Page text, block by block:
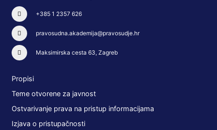
+385 1 2357 626
pravosudna.akademija@pravosudje.hr
Maksimirska cesta 63, Zagreb
Propisi
Teme otvorene za javnost
Ostvarivanje prava na pristup informacijama
Izjava o pristupačnosti